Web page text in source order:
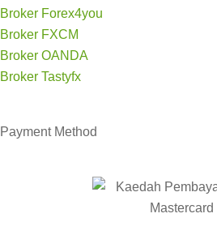
Broker Forex4you
Broker FXCM
Broker OANDA
Broker Tastyfx
PaymentMethod